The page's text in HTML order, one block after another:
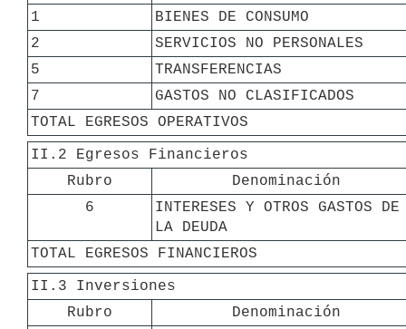
1
BIENES DE CONSUMO
2
SERVICIOS NO PERSONALES
5
TRANSFERENCIAS
7
GASTOS NO CLASIFICADOS
TOTAL EGRESOS OPERATIVOS
II.2 Egresos Financieros
Rubro
Denominación
6
INTERESES Y OTROS GASTOS DE
LA DEUDA
TOTAL EGRESOS FINANCIEROS
II.3 Inversiones
Rubro
Denominación